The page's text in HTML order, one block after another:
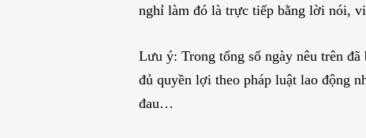
nghỉ làm đó là trực tiếp bằng lời nói,
Lưu ý: Trong tổng số ngày nêu trên
đủ quyền lợi theo pháp luật lao động
đau…